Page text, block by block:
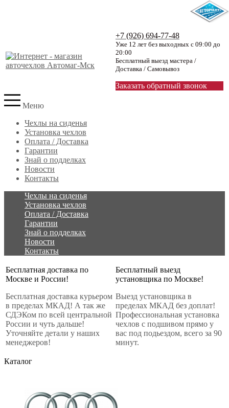
+7 (926) 694-77-48
Уже 12 лет без выходных с 09:00 до
20:00
Бесплатный выезд мастера /
Доставка / Самовывоз
Заказать обратный звонок
Меню
Чехлы на сиденья
Установка чехлов
Оплата / Доставка
Гарантии
Знай о подделках
Новости
Контакты
Чехлы на сиденья
Установка чехлов
Оплата / Доставка
Гарантии
Знай о подделках
Новости
Контакты
Бесплатная доставка по
Москве и России!
Бесплатная доставка курьером
в пределах МКАД! А так же
СДЭКом по всей центральной
России и чуть дальше!
Уточняйте детали у наших
менеджеров!
Бесплатный выезд
установщика по Москве!
Выезд установщика в
пределах МКАД без доплат!
Профессиональная установка
чехлов с подшивом прямо у
вас под подьездом, всего за 90
минут.
Каталог